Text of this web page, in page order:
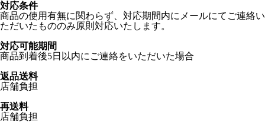
対応条件
商品の使用有無に関わらず、対応期間内にメールにてご連絡い
ただいたもののみ原則対応いたします。
対応可能期間
商品到着後5日以内にご連絡をいただいた場合
返品送料
店舗負担
再送料
店舗負担